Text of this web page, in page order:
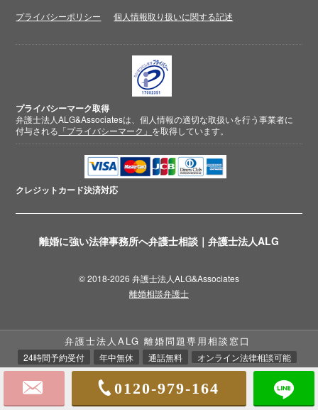
離婚に強い法律事務所へ弁護士相談｜弁護士法人ALG
プライバシーポリシー 個人情報取り扱いに関する記述
プライバシーマーク取得
弁護士法人ALG&Associatesは、個人情報の適切な取扱いを行う事業者に
付与される 「プライバシーマーク」 を取得しています。
クレジットカード決済対応
© 2018-2026 弁護士法人ALG&Associates
離婚相談弁護士
弁護士法人ALG 離婚問題専用相談窓口
24時間予約受付 年中無休 通話無料 オンライン法律相談可能
0120-979-164